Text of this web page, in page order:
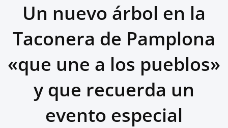
Un nuevo árbol en la
Taconera de Pamplona
«que une a los pueblos»
y que recuerda un
evento especial